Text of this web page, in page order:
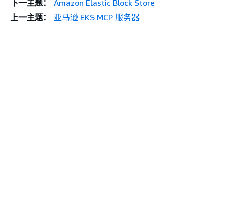
下一主题：
Amazon Elastic Block Store
上一主题：
亚马逊 EKS MCP 服务器